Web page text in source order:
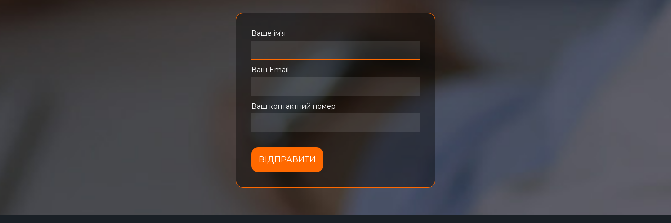
Ваше ім'я
Ваш Email
Ваш контактний номер